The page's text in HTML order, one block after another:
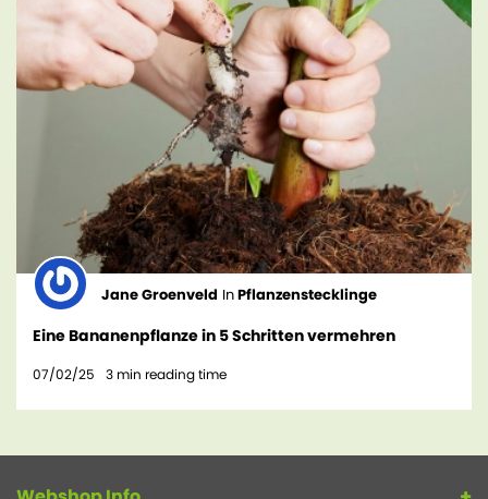
Jane Groenveld InPflanzenstecklinge
Eine Bananenpflanze in 5 Schritten vermehren
07/02/25 3 min reading time